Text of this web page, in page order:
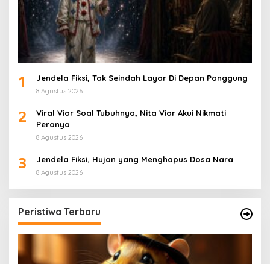
1 Jendela Fiksi, Tak Seindah Layar Di Depan Panggung
8 Agustus 2026
2
Viral Vior Soal Tubuhnya, Nita Vior Akui Nikmati
Peranya
8 Agustus 2026
3 Jendela Fiksi, Hujan yang Menghapus Dosa Nara
8 Agustus 2026
Peristiwa Terbaru